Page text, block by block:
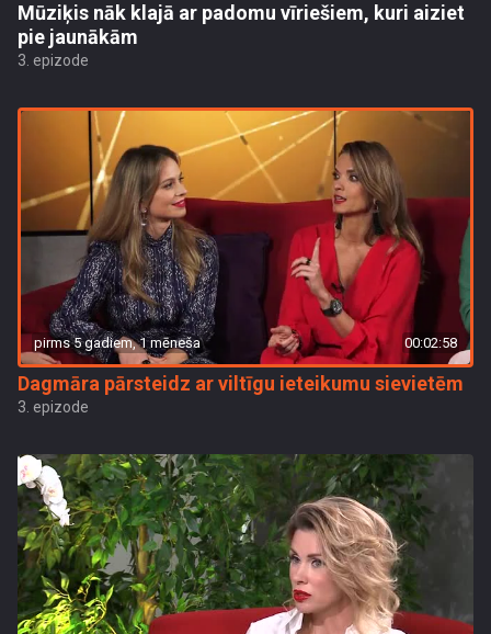
Mūziķis nāk klajā ar padomu vīriešiem, kuri aiziet
pie jaunākām
3. epizode
pirms 5 gadiem, 1 mēneša 00:02:58
Dagmāra pārsteidz ar viltīgu ieteikumu sievietēm
3. epizode